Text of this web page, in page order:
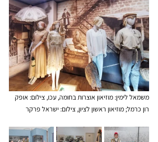
משמאל לימין: מוזיאון אוצרות בחומה, עכו, צילום: אופק
רון כרמל; מוזיאון ראשון לציון, צילום: ישראל פרקר